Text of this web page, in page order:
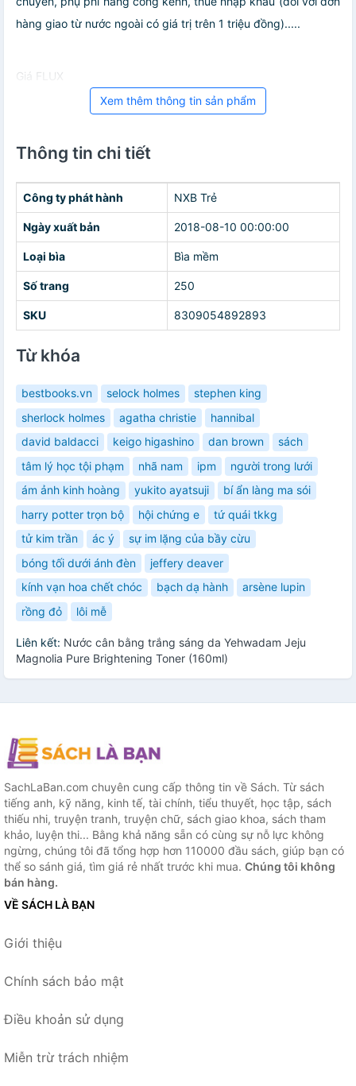
hàng giao từ nước ngoài có giá trị trên 1 triệu đồng).....
Giá FLUX
Xem thêm thông tin sản phẩm
Thông tin chi tiết
Công ty phát hành NXB Trẻ
Ngày xuất bản 2018-08-10 00:00:00
Loại bìa Bìa mềm
Số trang 250
SKU 8309054892893
Từ khóa
bestbooks.vn selock holmes
stephen king
sherlock holmes
agatha christie
hannibal
david baldacci
keigo higashino dan brown
sách
tâm lý học tội phạm
nhã nam ipm
người trong lưới
ám ảnh kinh hoàng
yukito ayatsuji
bí ẩn làng ma sói
harry potter trọn bộ
hội chứng e
tứ quái tkkg
tử kim trần
ác ý
sự im lặng của bầy cừu
bóng tối dưới ánh đèn
jeffery deaver
kính vạn hoa chết chóc
bạch dạ hành
arsène lupin
rồng đỏ
lôi mễ
Liên kết: Nước cân bằng trắng sáng da Yehwadam Jeju
Magnolia Pure Brightening Toner (160ml)
SachLaBan.com chuyên cung cấp thông tin về Sách. Từ sách
tiếng anh, kỹ năng, kinh tế, tài chính, tiểu thuyết, học tập, sách
thiếu nhi, truyện tranh, truyện chữ, sách giao khoa, sách tham
khảo, luyện thi... Bằng khả năng sẵn có cùng sự nỗ lực không
ngừng, chúng tôi đã tổng hợp hơn 110000 đầu sách, giúp bạn có
thể so sánh giá, tìm giá rẻ nhất trước khi mua. Chúng tôi không
bán hàng.
VỀ SÁCH LÀ BẠN
Giới thiệu
Chính sách bảo mật
Điều khoản sử dụng
Miễn trừ trách nhiệm